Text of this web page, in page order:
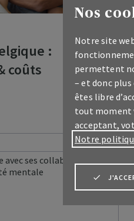
:
coûts
Nos
Notre site
permettent
– et donc
êtes libre
tout moment
acceptant,
Notre